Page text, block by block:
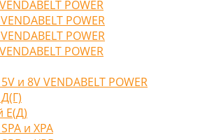
POWER
POWER
POWER
POWER
и 8V VENDABELT POWER
Е(Д)
и XPA